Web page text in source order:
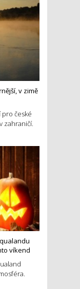
v zimě
české
zahraničí.
víkend